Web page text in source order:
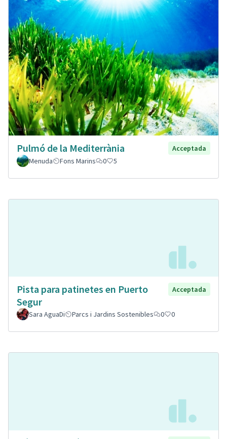
Pulmó de la Mediterrània
Acceptada
Menuda
Fons Marins 0 5
Pista para patinetes en Puerto
Segur
Acceptada
Sara AguaDi Parcs i Jardins Sostenibles 0 0